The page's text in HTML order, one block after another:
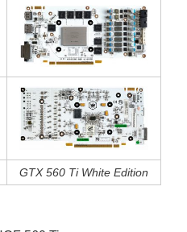
GTX 560 Ti White Edition